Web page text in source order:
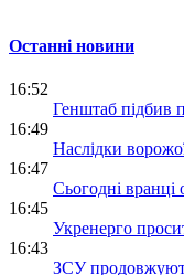
Останні новини
16:52
Генштаб підбив
16:49
Наслідки
16:47
Сьогодні вранці
16:45
Укренерго
16:43
ЗСУ